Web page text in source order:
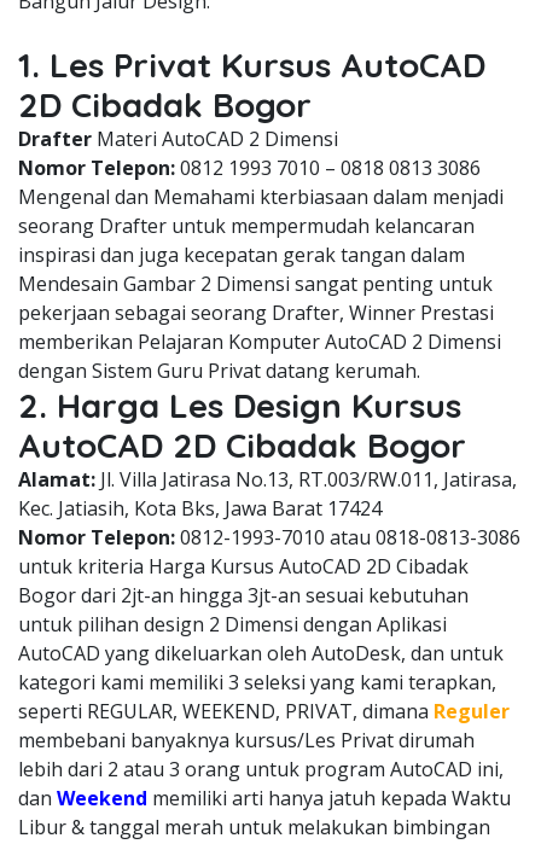
1. Les Privat Kursus AutoCAD
2D Cibadak Bogor
Drafter Materi AutoCAD 2 Dimensi
Nomor Telepon:0812 1993 7010 – 0818 0813 3086
Mengenal dan Memahami kterbiasaan dalam menjadi
seorang Drafter untuk mempermudah kelancaran
inspirasi dan juga kecepatan gerak tangan dalam
Mendesain Gambar 2 Dimensi sangat penting untuk
pekerjaan sebagai seorang Drafter, Winner Prestasi
memberikan Pelajaran Komputer AutoCAD 2 Dimensi
dengan Sistem Guru Privat datang kerumah.
2. Harga Les Design Kursus
AutoCAD 2D Cibadak Bogor
Alamat: Jl. Villa Jatirasa No.13, RT.003/RW.011, Jatirasa,
Kec. Jatiasih, Kota Bks, Jawa Barat 17424
Nomor Telepon:0812-1993-7010 atau 0818-0813-3086
untuk kriteria Harga Kursus AutoCAD 2D Cibadak
Bogor dari 2jt-an hingga 3jt-an sesuai kebutuhan
untuk pilihan design 2 Dimensi dengan Aplikasi
AutoCAD yang dikeluarkan oleh AutoDesk, dan untuk
kategori kami memiliki 3 seleksi yang kami terapkan,
seperti REGULAR, WEEKEND, PRIVAT, dimana Reguler
membebani banyaknya kursus/Les Privat dirumah
lebih dari 2 atau 3 orang untuk program AutoCAD ini,
dan Weekend memiliki arti hanya jatuh kepada Waktu
Libur & tanggal merah untuk melakukan bimbingan